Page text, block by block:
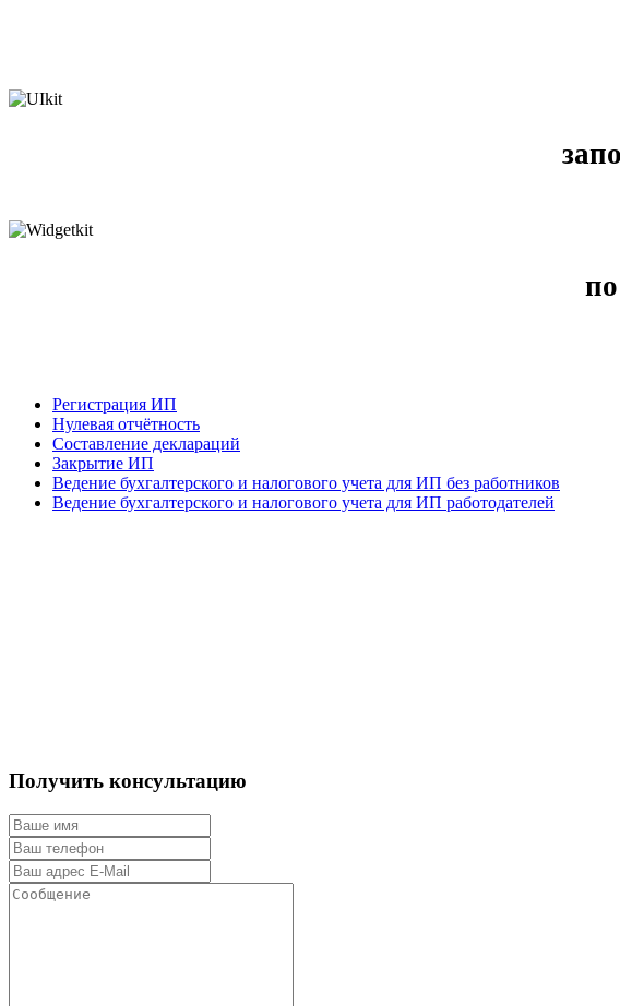
Регистрация ИП
Нулевая отчётность
Составление деклараций
Закрытие ИП
Ведение бухгалтерского и налогового учета для ИП без работников
Ведение бухгалтерского и налогового учета для ИП работодателей
Получить консультацию